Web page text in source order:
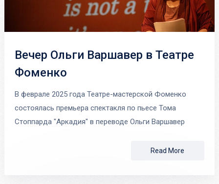
Вечер Ольги Варшавер в Театре
Фоменко
В феврале 2025 года Театре-мастерской Фоменко
состоялась премьера спектакля по пьесе Тома
Стоппарда "Аркадия" в переводе Ольги Варшавер
Read More